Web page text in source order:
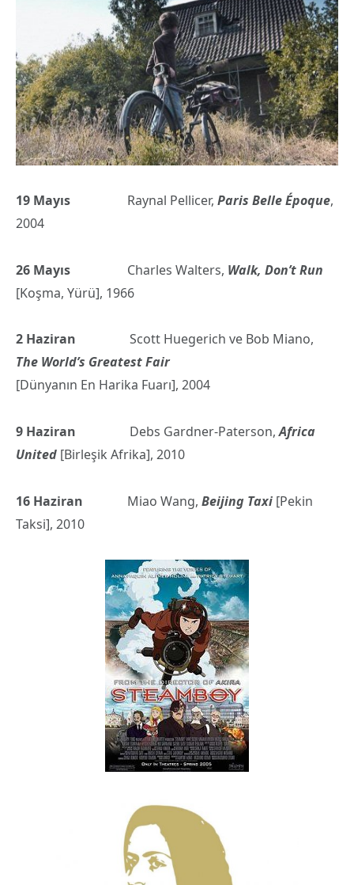
19 Mayıs Raynal Pellicer, Paris BelleÉpoque,
2004
26 Mayıs Charles Walters, Walk, Don’t Run
[Koşma, Yürü], 1966
2 Haziran Scott Huegerich ve Bob Miano,
The World’s Greatest Fair
[Dünyanın En Harika Fuarı], 2004
9 Haziran Debs Gardner-Paterson,Africa
United [Birleşik Afrika], 2010
16 Haziran Miao Wang, Beijing Taxi [Pekin
Taksi], 2010